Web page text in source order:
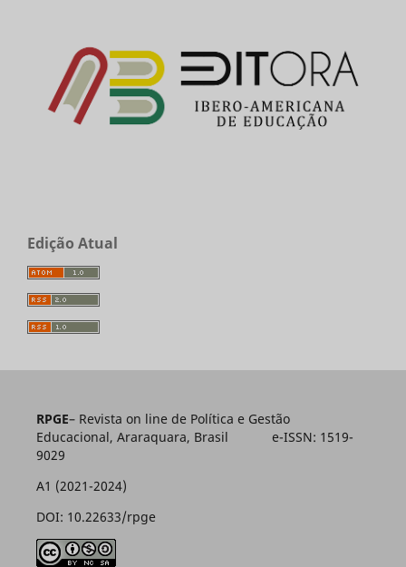
Edição Atual
RPGE– Revista on line de Política e Gestão
Educacional, Araraquara, Brasil e-ISSN: 1519-
9029
A1 (2021-2024)
DOI: 10.22633/rpge